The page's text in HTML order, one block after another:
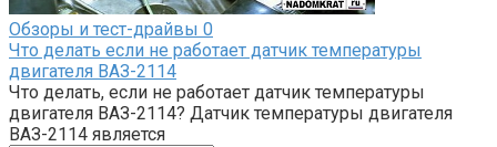
Обзоры и тест-драйвы 0
Что делать если не работает датчик температуры
двигателя ВАЗ-2114
Что делать, если не работает датчик температуры
двигателя ВАЗ-2114? Датчик температуры двигателя
ВАЗ-2114 является